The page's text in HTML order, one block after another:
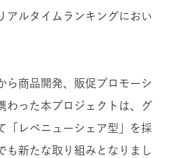
アルタイムランキングにおい
ら商品開発、販促プロモーシ
わった本プロジェクトは、グ
「レベニューシェア型」を採
も新たな取り組みとなりまし